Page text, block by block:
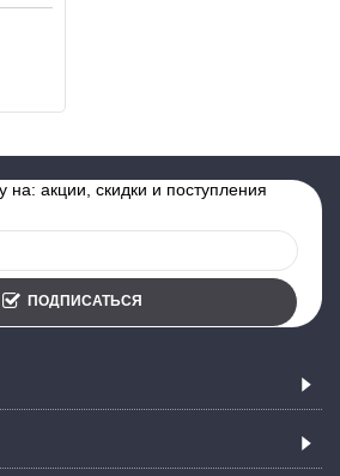
акции, скидки и поступления
ПОДПИСАТЬСЯ